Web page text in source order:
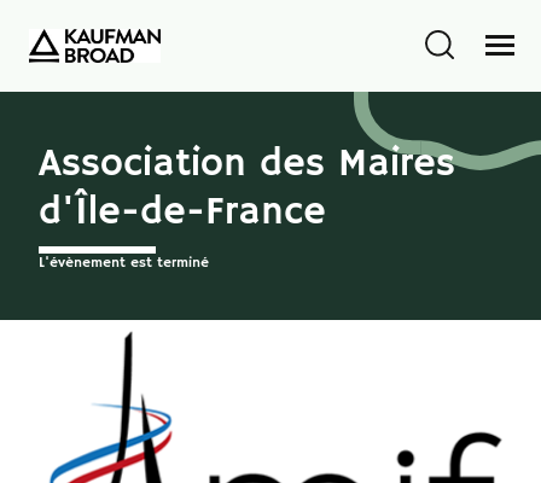
Association des Maires
d'Île-de-France
L'évènement est terminé